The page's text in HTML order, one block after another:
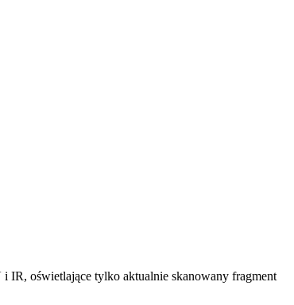
IR, oświetlające tylko aktualnie skanowany fragment